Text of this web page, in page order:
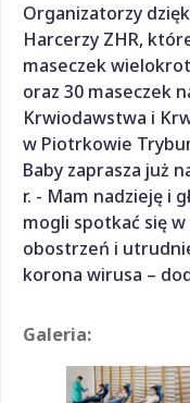
Organizatorzy
Harcerzy ZHR,
maseczek
oraz 30 maseczek
Krwiodawstwa i
w Piotrkowie
Baby zaprasza już
r. - Mam nadzieję i
mogli spotkać się
obostrzeń i
korona wirusa –
Galeria: